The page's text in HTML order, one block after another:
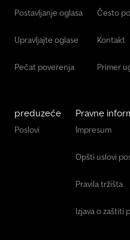
Postavljanje oglasa
Upravljajte oglase
Pečat poverenja
Često
Kontakt
Primer
preduzeće
Poslovi
Pravne
Impresum
Opšti uslovi
Pravila tržišta
Izjava o zaštiti